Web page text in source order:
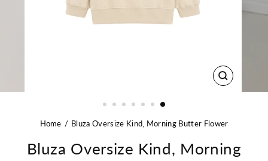
CLOSE
(ESC)
Home Bluza Oversize Kind, Morning Butter Flower
Bluza Oversize Kind, Morning